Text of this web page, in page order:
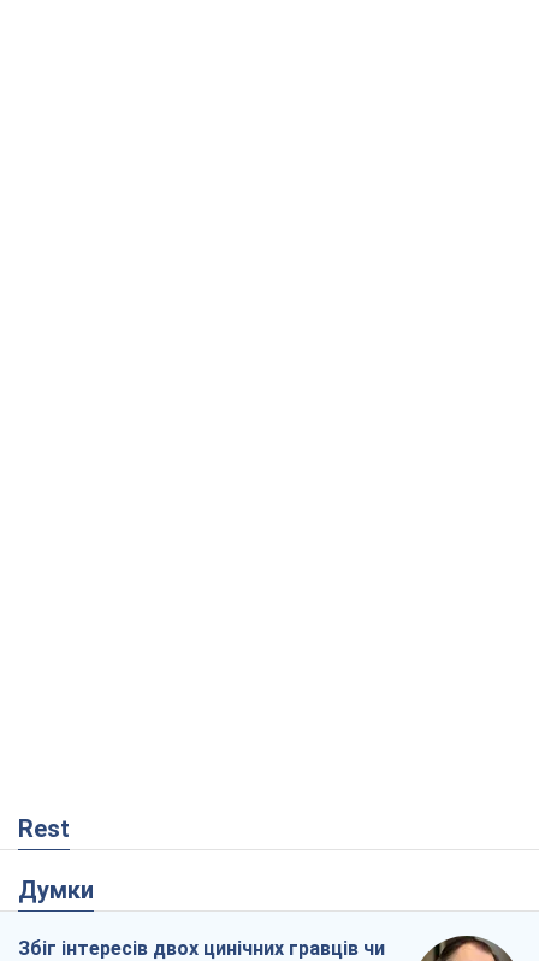
Rest
Думки
Збіг інтересів двох цинічних гравців чи